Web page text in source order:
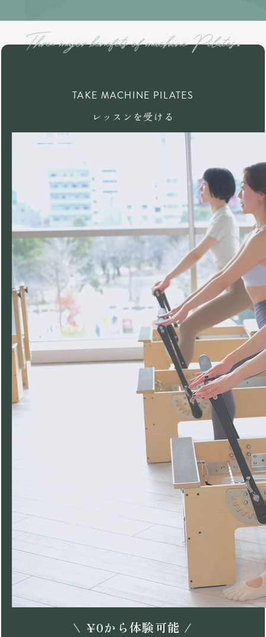
TAKE MACHINE PILATES
レッスンを受ける
\ ¥0から体験可能 /